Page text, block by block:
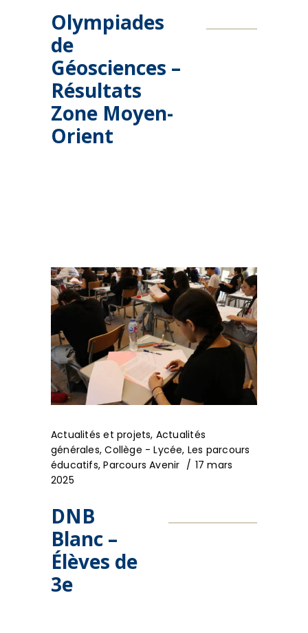
Olympiades
de
Géosciences –
Résultats
Zone Moyen-
Orient
Actualités et projets, Actualités
générales,Collège - Lycée, Les parcours
éducatifs,Parcours Avenir
17 mars
2025
DNB
Blanc –
Élèves de
3e